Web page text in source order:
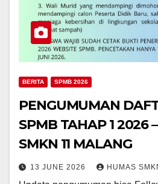
BERITA SPMB 2026
PENGUMUMAN
SPMB TAHAP 1 2026
SMKN 11 MALANG
13 JUNE 2026 HUMAS